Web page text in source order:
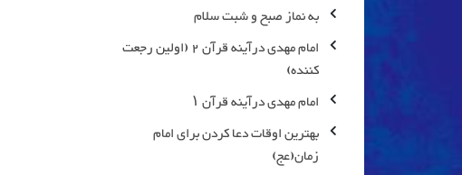
به نماز صبح و شبت سلام
امام مهدی درآینه قرآن 2 (اولین رجعت
کننده)
امام مهدی درآینه قرآن ۱
بهترین اوقات دعا كردن برای امام
زمان(عج)